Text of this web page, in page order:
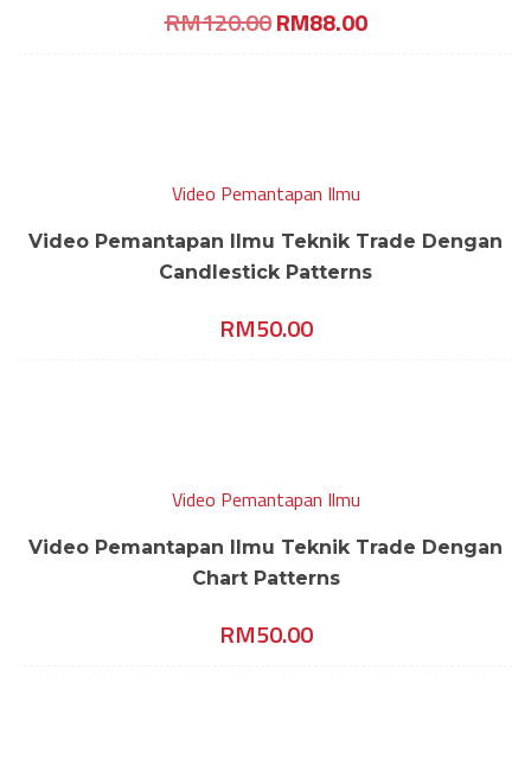
RM120.00Original
RM88.00Current
Video Pemantapan Ilmu
Video Pemantapan Ilmu Teknik Trade Dengan
Candlestick Patterns
RM50.00
Video Pemantapan Ilmu
Video Pemantapan Ilmu Teknik Trade Dengan
Chart Patterns
RM50.00